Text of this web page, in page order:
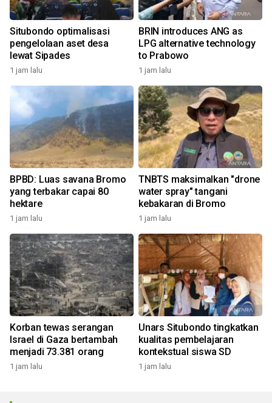
Situbondo optimalisasi
pengelolaan aset desa
lewat Sipades
1 jam lalu
BRIN introduces ANG as
LPG alternative technology
to Prabowo
1 jam lalu
BPBD: Luas savana Bromo
yang terbakar capai 80
hektare
1 jam lalu
TNBTS maksimalkan "drone
water spray" tangani
kebakaran di Bromo
1 jam lalu
Korban tewas serangan
Israel di Gaza bertambah
menjadi 73.381 orang
1 jam lalu
Unars Situbondo tingkatkan
kualitas pembelajaran
kontekstual siswa SD
1 jam lalu